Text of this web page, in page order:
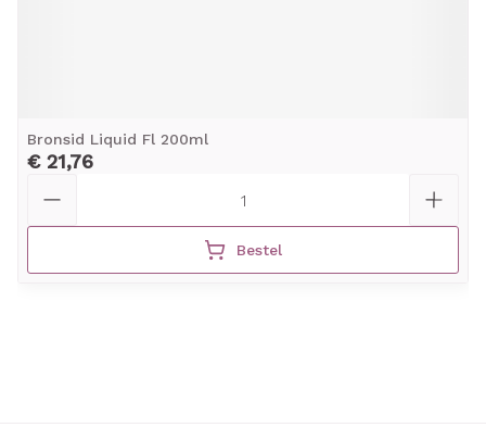
Bronsid Liquid Fl 200ml
€ 21,76
Bestel